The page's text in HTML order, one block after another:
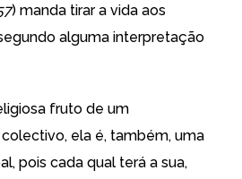
) manda tirar a vida aos
alguma interpretação
fruto de um
ela é, também, uma
pois cada qual terá a sua,